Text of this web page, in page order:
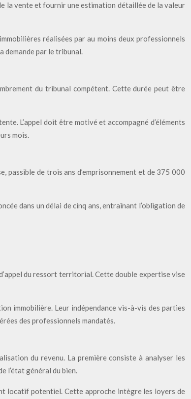
la vente et fournir une estimation détaillée de la valeur
réalisées par au moins deux professionnels
demande par le tribunal.
du tribunal compétent. Cette durée peut être
L’appel doit être motivé et accompagné d’éléments
mois.
passible de trois ans d’emprisonnement et de 375 000
dans un délai de cinq ans, entraînant l’obligation de
du ressort territorial. Cette double expertise vise
immobilière. Leur indépendance vis-à-vis des parties
des professionnels mandatés.
du revenu. La première consiste à analyser les
l’état général du bien.
locatif potentiel. Cette approche intègre les loyers de